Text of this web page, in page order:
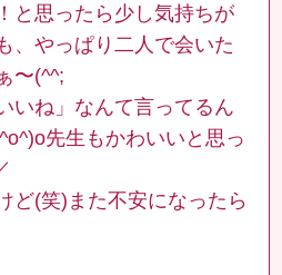
と思ったら少し気持ちが
、やっぱり二人で会いた
〜(^^;
いね」なんて言ってるん
先生もかわいいと思っ
ど(笑)また不安になったら